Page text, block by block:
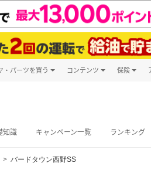
・パーツを買う コンテンツ 保険
知識 キャンペーン一覧 ランキング
バードタウン西野SS